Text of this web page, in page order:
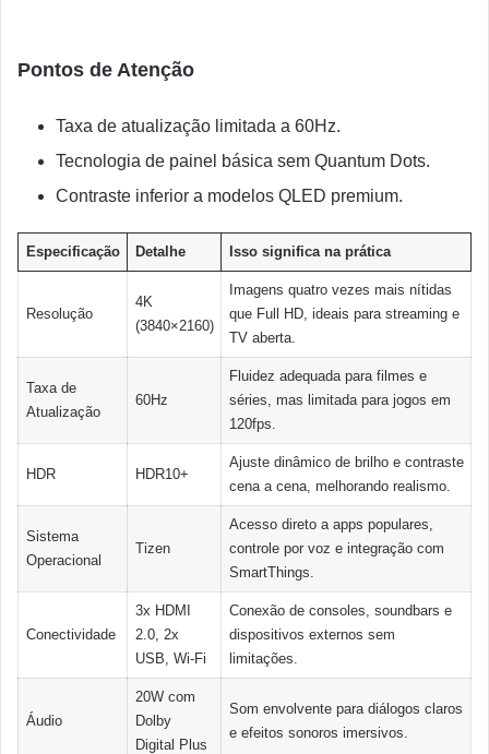
Pontos de Atenção
Taxa de atualização limitada a 60Hz.
Tecnologia de painel básica sem Quantum Dots.
Contraste inferior a modelos QLED premium.
Especificação Detalhe Isso significa na prática
Resolução
4K
(3840×2160)
Imagens quatro vezes mais nítidas
que Full HD, ideais para streaming e
TV aberta.
Taxa de
Atualização
60Hz
Fluidez adequada para filmes e
séries, mas limitada para jogos em
120fps.
HDR HDR10+
Ajuste dinâmico de brilho e contraste
cena a cena, melhorando realismo.
Sistema
Operacional
Tizen
Acesso direto a apps populares,
controle por voz e integração com
SmartThings.
Conectividade
3x HDMI
2.0, 2x
USB, Wi-Fi
Conexão de consoles, soundbars e
dispositivos externos sem
limitações.
Áudio
20W com
Dolby
Digital Plus
Som envolvente para diálogos claros
e efeitos sonoros imersivos.